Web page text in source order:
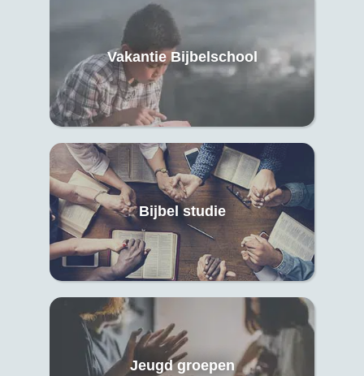
Vakantie Bijbelschool
Bijbel studie
Jeugd groepen